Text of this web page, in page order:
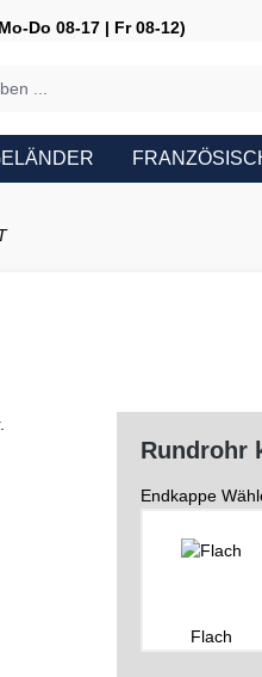
Do 08-17 | Fr 08-12)
Rundrohr
Endkappe
Flach